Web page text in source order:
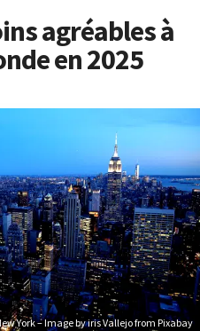
agréables à
en 2025
York – Image by iris Vallejo from Pixabay